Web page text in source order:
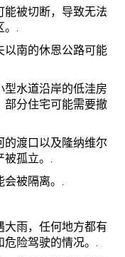
能被切断，导致无法
。.
以南的休恩公路可能
型水道沿岸的低洼房
部分住宅可能需要撤
的渡口以及隆纳维尔
被孤立。.
会被隔离。.
大雨，任何地方都有
险驾驶的情况。.